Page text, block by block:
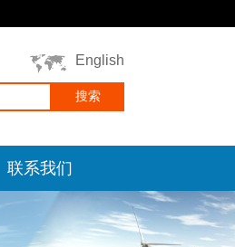
English
联系我们